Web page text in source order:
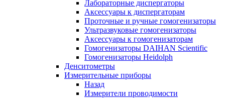
Лабораторные диспергаторы
Аксессуары к диспергаторам
Проточные и ручные гомогенизаторы
Ультразвуковые гомогенизаторы
Аксессуары к гомогенизаторам
Гомогенизаторы DAIHAN Scientific
Гомогенизаторы Heidolph
Денситометры
Измерительные приборы
Назад
Измерители проводимости